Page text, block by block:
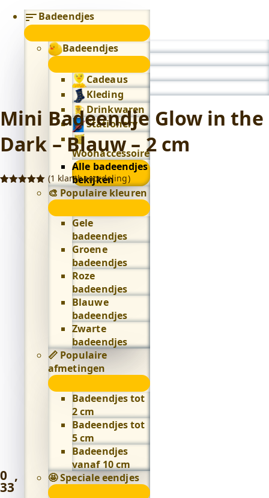
Badeendjes
Badeendjes
Cadeaus
Kleding
Drinkwaren
Stationery
Woonaccessoires
Alle badeendjes
bekijken
🎨 Populaire kleuren
Populaire
kleuren
submenu
Gele
badeendjes
Groene
badeendjes
Roze
badeendjes
Blauwe
badeendjes
Zwarte
badeendjes
📏 Populaire
afmetingen
Populaire
submenu
Badeendjes tot
2 cm
Badeendjes tot
5 cm
Badeendjes
vanaf 10 cm
🤩 Speciale eendjes
Mini Badeendje Glow in the
Dark – Blauw – 2 cm
Gewaardeerd
(1 klantbeoordeling)
0 ,
33